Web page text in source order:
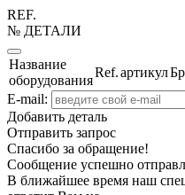
REF.
№ ДЕТАЛИ
Название
оборудования
Ref.артикул
E-mail:
Добавить деталь
Отправить запрос
Спасибо за обращение!
Сообщение успешно
В ближайшее время наш